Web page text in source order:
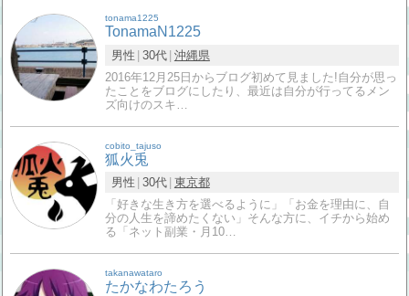
tonama1225
TonamaN1225
男性 30代 沖縄県
2016年12月25日からブログ初めて見ました!自分が思っ
たことをブログにしたり、最近は自分が行ってるメン
ズ向けのスキ…
cobito_tajuso
狐火兎
男性 30代 東京都
「好きな生き方を選べるように」「お金を理由に、自
分の人生を諦めたくない」そんな方に、イチから始め
る「ネット副業・月10…
takanawataro
たかなわたろう